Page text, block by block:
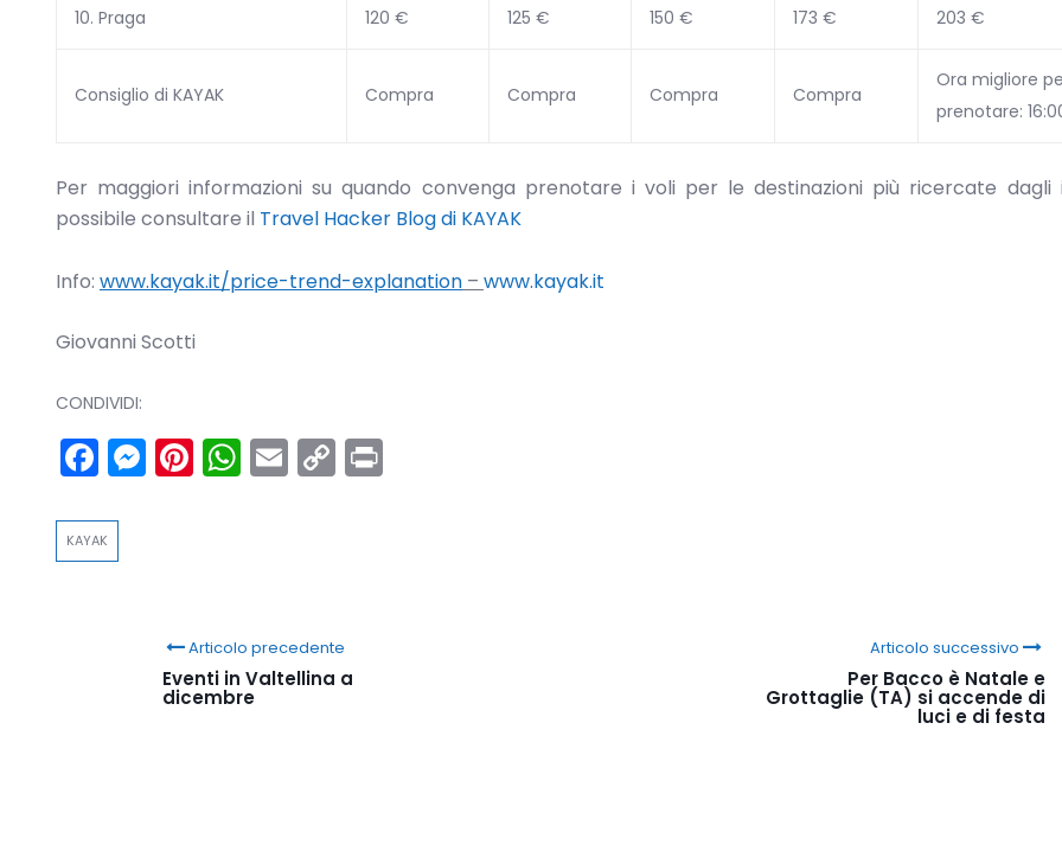
10. Praga 120 € 125 € 150 € 173 € 203 €
Consiglio di KAYAK Compra Compra Compra Compra
Ora migliore
prenotare:
Per maggiori informazioni su quando convenga prenotare i voli per le destinazioni più ricercate dagli
possibile consultare il Travel Hacker Blog di KAYAK
Info: www.kayak.it/price-trend-explanation – www.kayak.it
Giovanni Scotti
CONDIVIDI:
Facebook
Messenger
Pinterest
WhatsApp
Email
Copy
Link
KAYAK
Articolo precedente
Eventi in Valtellina a
dicembre
Articolo successivo
Per Bacco è Natale e
Grottaglie (TA) si accende di
luci e di festa